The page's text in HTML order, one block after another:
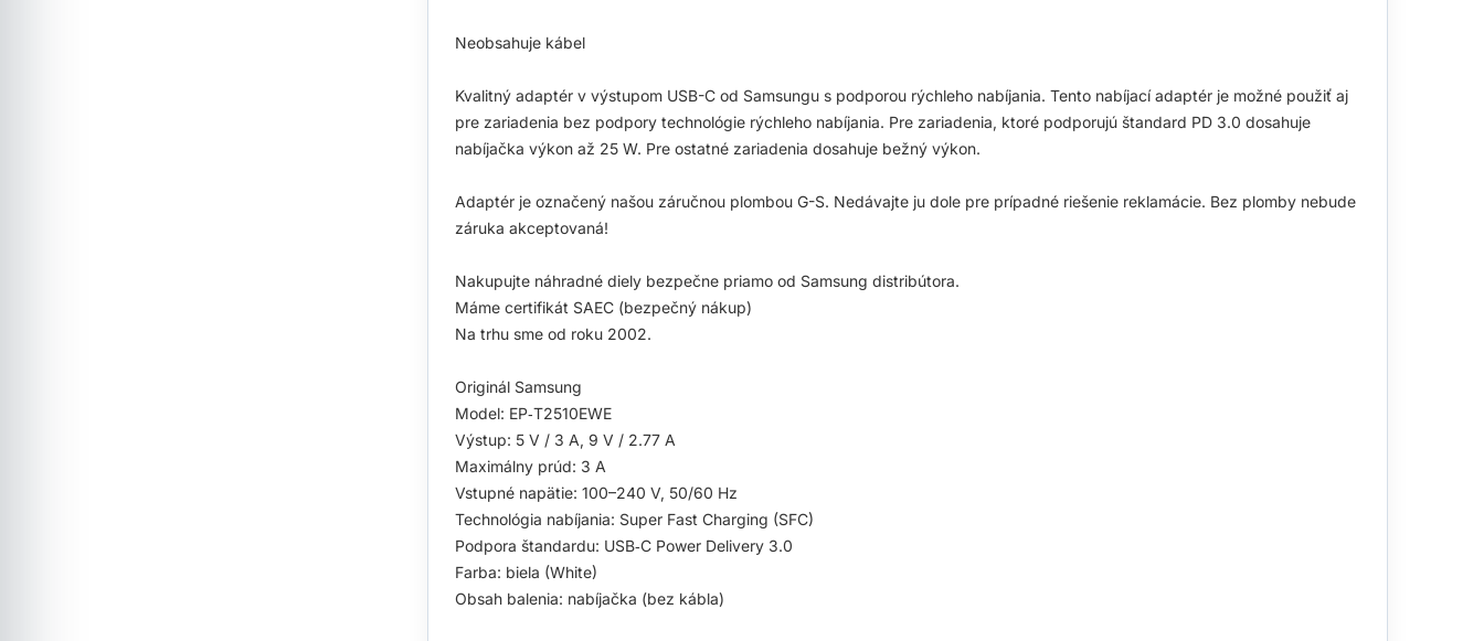
Neobsahuje kábel
Kvalitný adaptér v výstupom USB-C od Samsungu s podporou rýchleho nabíjania. Tento nabíjací adaptér je možné použiť aj
pre zariadenia bez podpory technológie rýchleho nabíjania. Pre zariadenia, ktoré podporujú štandard PD 3.0 dosahuje
nabíjačka výkon až 25 W. Pre ostatné zariadenia dosahuje bežný výkon.
Adaptér je označený našou záručnou plombou G-S. Nedávajte ju dole pre prípadné riešenie reklamácie. Bez plomby nebude
záruka akceptovaná!
Nakupujte náhradné diely bezpečne priamo od Samsung distribútora.
Máme certifikát SAEC (bezpečný nákup)
Na trhu sme od roku 2002.
Originál Samsung
Model: EP‑T2510EWE
Výstup: 5 V / 3 A, 9 V / 2.77 A
Maximálny prúd: 3 A
Vstupné napätie: 100–240 V, 50/60 Hz
Technológia nabíjania: Super Fast Charging (SFC)
Podpora štandardu: USB‑C Power Delivery 3.0
Farba: biela (White)
Obsah balenia: nabíjačka (bez kábla)